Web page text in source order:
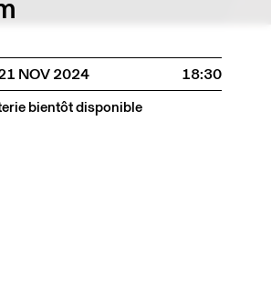
NOV 2024
18:30
bientôt disponible